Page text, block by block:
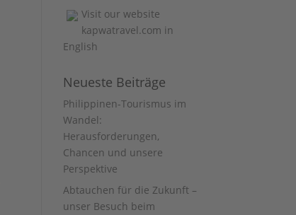
Visit our website
kapwatravel.com in
English
Neueste Beiträge
Philippinen-Tourismus im
Wandel:
Herausforderungen,
Chancen und unsere
Perspektive
Abtauchen für die Zukunft –
unser Besuch beim